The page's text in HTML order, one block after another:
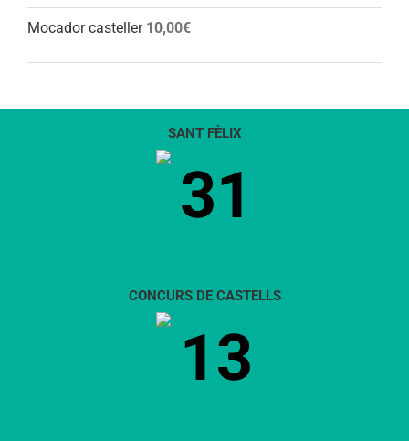
Mocador casteller 10,00€
SANT FÈLIX
31
CONCURS DE CASTELLS
13